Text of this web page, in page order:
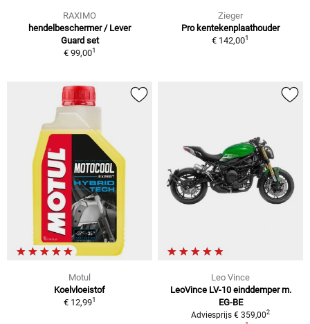
RAXIMO
hendelbeschermer / Lever
Guard set
€ 99,001
Zieger
Pro kentekenplaathouder
€ 142,001
Motul
Koelvloeistof
€ 12,991
Leo Vince
LeoVince LV-10 einddemper m.
EG-BE
Adviesprijs € 359,002